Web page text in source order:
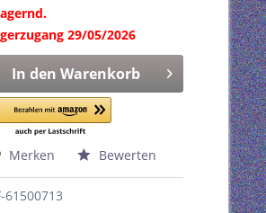
29/05/2026
In den Warenkorb
Merken Bewerten
61500713